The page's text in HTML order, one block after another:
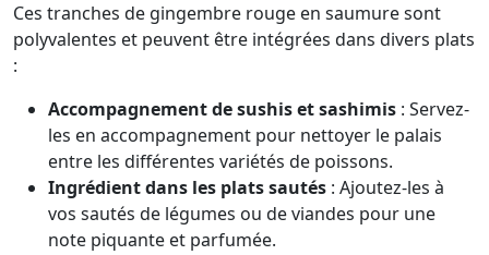
Ces tranches de gingembre rouge en saumure sont
polyvalentes et peuvent être intégrées dans divers plats
:
Accompagnement de sushis et sashimis : Servez-
les en accompagnement pour nettoyer le palais
entre les différentes variétés de poissons.
Ingrédient dans les plats sautés : Ajoutez-les à
vos sautés de légumes ou de viandes pour une
note piquante et parfumée.